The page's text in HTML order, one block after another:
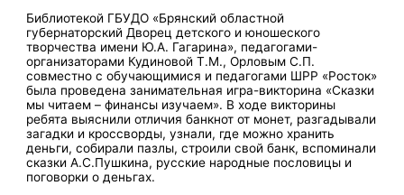
Библиотекой ГБУДО «Брянский областной
губернаторский Дворец детского и юношеского
творчества имени Ю.А. Гагарина», педагогами-
организаторами Кудиновой Т.М., Орловым С.П.
совместно с обучающимися и педагогами ШРР «Росток»
была проведена занимательная игра-викторина «Сказки
мы читаем – финансы изучаем». В ходе викторины
ребята выяснили отличия банкнот от монет, разгадывали
загадки и кроссворды, узнали, где можно хранить
деньги, собирали пазлы, строили свой банк, вспоминали
сказки А.С.Пушкина, русские народные пословицы и
поговорки о деньгах.